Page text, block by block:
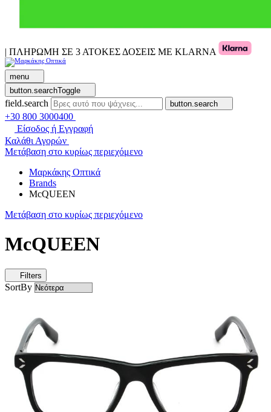
| ΠΛΗΡΩΜΗ ΣΕ 3 ΑΤΟΚΕΣ ΔΟΣΕΙΣ ΜΕ KLARNA
menu
button.searchToggle
field.search button.search
+30 800 3000400
Είσοδος ή Εγγραφή
Καλάθι Αγορών
Μετάβαση στο κυρίως περιεχόμενο
Μαρκάκης Οπτικά
Brands
McQUEEN
Μετάβαση στο κυρίως περιεχόμενο
McQUEEN
Filters
SortBy